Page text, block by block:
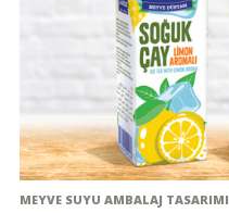
MEYVE SUYU AMBALAJ TASARIMI